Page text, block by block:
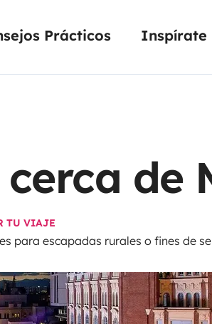
Prácticos Inspírate
de
TU VIAJE
para escapadas rurales o fines de